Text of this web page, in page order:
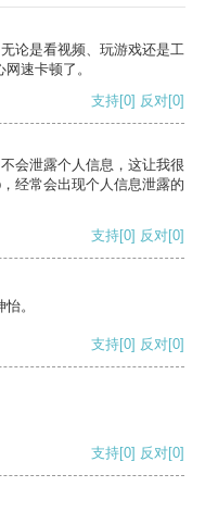
论是看视频、玩游戏还是工
速卡顿了。
支持[0] 反对[0]
会泄露个人信息，这让我很
经常会出现个人信息泄露的
支持[0] 反对[0]
。
支持[0] 反对[0]
支持[0] 反对[0]